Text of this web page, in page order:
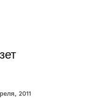
2011